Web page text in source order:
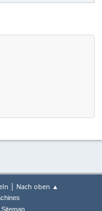
| Nach oben ▲
Sitemap